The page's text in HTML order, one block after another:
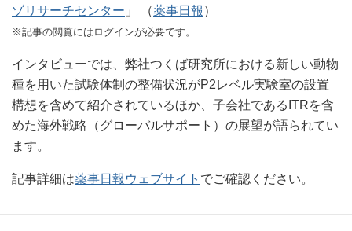
ゾリサーチセンター 」 （薬事日報 ）
※記事の閲覧にはログインが必要です。
インタビューでは、弊社つくば研究所における新しい動物
種を用いた試験体制の整備状況がP2レベル実験室の設置
構想を含めて紹介されているほか、子会社であるITRを含
めた海外戦略（グローバルサポート）の展望が語られてい
ます。
記事詳細は薬事日報ウェブサイト でご確認ください。